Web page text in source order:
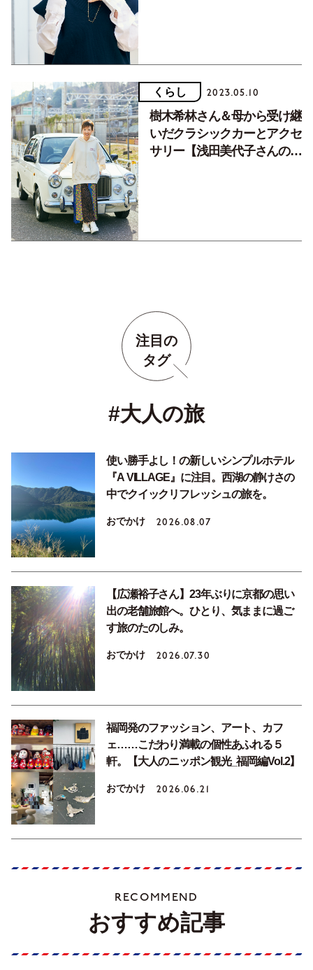
くらし 2023.05.10
樹木希林さん＆母から受け継
いだクラシックカーとアクセ
サリー【浅田美代子さんの愛
注目の
タグ
#大人の旅
使い勝手よし！の新しいシンプルホテル
『A VILLAGE』に注目。西湖の静けさの
中でクイックリフレッシュの旅を。
おでかけ 2026.08.07
【広瀬裕子さん】23年ぶりに京都の思い
出の老舗旅館へ。ひとり、気ままに過ご
す旅のたのしみ。
おでかけ 2026.07.30
福岡発のファッション、アート、カフ
ェ……こだわり満載の個性あふれる５
軒。【大人のニッポン観光_福岡編Vol.2】
おでかけ 2026.06.21
RECOMMEND
おすすめ記事